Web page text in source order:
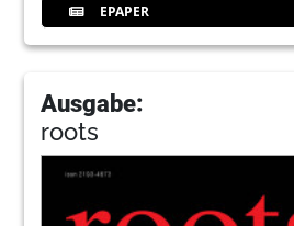
EPAPER
Ausgabe:
roots